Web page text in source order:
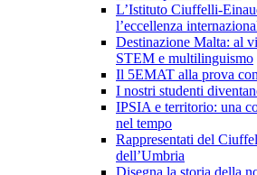
L’Istituto Ciuffelli-
l’eccellenza
Destinazione Malta: al
STEM e multilinguismo
Il 5EMAT alla prova
I nostri studenti
IPSIA e territorio: una
nel tempo
Rappresentati del
dell’Umbria